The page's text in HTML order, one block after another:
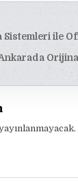
Sistemleri ile